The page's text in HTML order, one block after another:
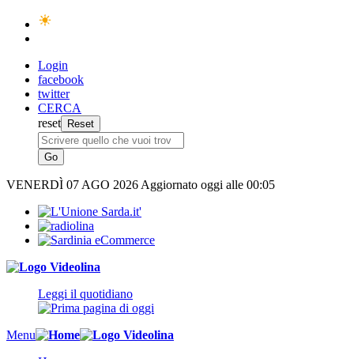
Login
facebook
twitter
CERCA
reset
VENERDÌ 07 AGO 2026 Aggiornato oggi alle 00:05
Leggi il quotidiano
Menu